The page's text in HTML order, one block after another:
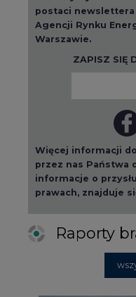
postaci
Agencji Rynku
Warszawie.
ZAPISZ SIĘ
Więcej informacji
przez nas Państwa
informacje o
prawach, znajduje
Raporty